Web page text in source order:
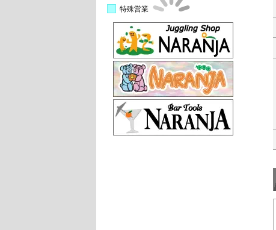
特殊営業